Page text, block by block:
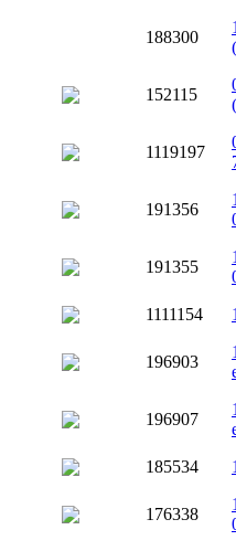
188300
152115
1119197
191356
191355
1111154
196903
196907
185534
176338